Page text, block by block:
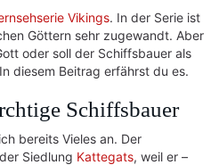
Vikings. In der Serie ist
Göttern sehr zugewandt. Aber
oder soll der Schiffsbauer als
diesem Beitrag erfährst du es.
Schiffsbauer
bereits Vieles an. Der
Siedlung Kattegats, weil er –